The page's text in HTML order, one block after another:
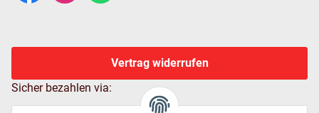
Vertrag widerrufen
Sicher bezahlen via: